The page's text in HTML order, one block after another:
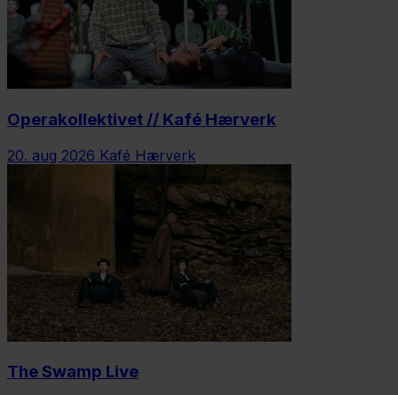
Operakollektivet // Kafé Hærverk
20. aug 2026 Kafé Hærverk
The Swamp Live